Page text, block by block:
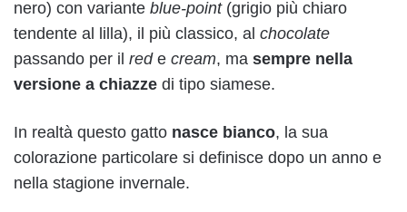
nero) con variante blue-point(grigio più chiaro
tendente al lilla), il più classico, al chocolate
passando per il rede cream, ma sempre nella
versione a chiazze di tipo siamese.
In realtà questo gatto nasce bianco, la sua
colorazione particolare si definisce dopo un anno e
nella stagione invernale.